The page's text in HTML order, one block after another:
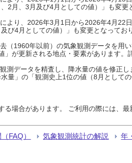
2月、3月及び4月としての値）」も変更
より、2026年3月1日から2026年4月22
び4月としての値）」も変更となって
（1960年以前）の気象観測データを用
が更新される地点・要素があります。
測データを精査し、降水量の値を修正
量」の「観測史上1位の値（8月として
場合があります。 ご利用の際には、
FAQ） 気象観測統計の解説 年